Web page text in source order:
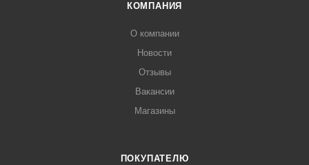
КОМПАНИЯ
О компании
Новости
Отзывы
Вакансии
Магазины
ПОКУПАТЕЛЮ